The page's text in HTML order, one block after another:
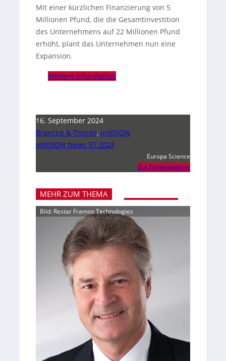
Mit einer kürzlichen Finanzierung von 5
Millionen Pfund, die die Gesamtinvestition
des Unternehmens auf 22 Millionen Pfund
erhöht, plant das Unternehmen nun eine
Expansion.
Weitere Information
16. September 2024
Branche & Trends, inVISION
inVISION News 37 2024
Europa Science
Zur Firmenwebsite
MEHR ZUM THEMA
Bild: Restar Framos Technologies